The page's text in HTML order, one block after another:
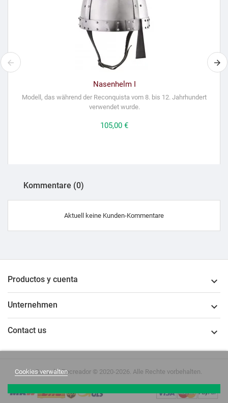
Nasenhelm I
Modell, das während der Reconquista vom 8. bis 12. Jahrhundert
verwendet wurde.
Preis
105,00 €
Kommentare (0)
Aktuell keine Kunden-Kommentare
Productos y cuenta 
Unternehmen 
Contact us 
Cookies verwalten
La Casa del Recreador © 2020-2026. Alle Rechte vorbehalten.